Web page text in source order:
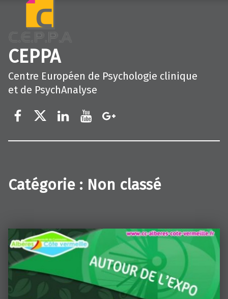
CEPPA
Centre Européen de Psychologie clinique
et de PsychAnalyse
Catégorie : Non classé